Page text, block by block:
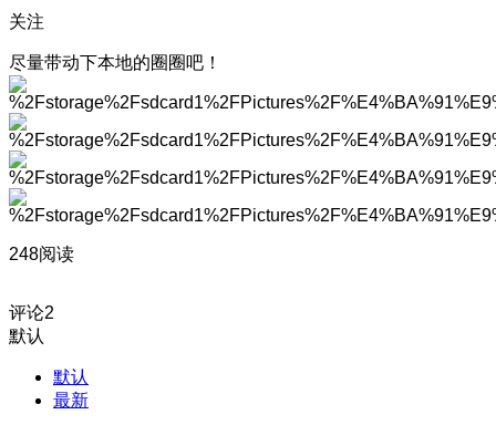
关注
尽量带动下本地的圈圈吧！
248阅读
评论2
默认
默认
最新